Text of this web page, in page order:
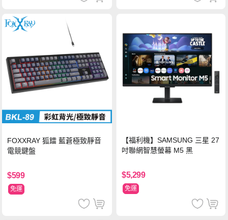
FOXXRAY 狐鐳 藍蒼極致靜音
電競鍵盤
$599
免運
【福利機】SAMSUNG 三星 27
吋聯網智慧螢幕 M5 黑
$5,299
免運